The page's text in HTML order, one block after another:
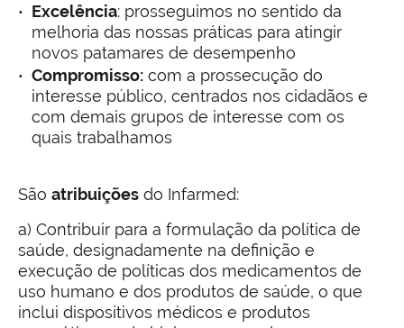
Excelência: prosseguimos no sentido da
melhoria das nossas práticas para atingir
novos patamares de desempenho
Compromisso: com a prossecução do
interesse público, centrados nos cidadãos e
com demais grupos de interesse com os
quais trabalhamos
São atribuições do Infarmed:
a) Contribuir para a formulação da política de
saúde, designadamente na definição e
execução de políticas dos medicamentos de
uso humano e dos produtos de saúde, o que
inclui dispositivos médicos e produtos